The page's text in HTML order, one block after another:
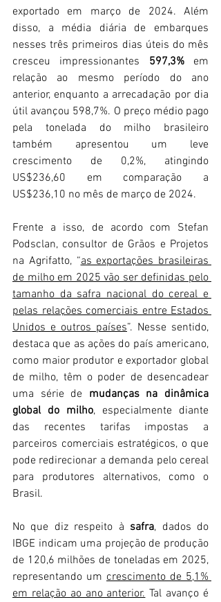
exportado em março de 2024. Além
disso, a média diária de embarques
nesses três primeiros dias úteis do mês
cresceu impressionantes 597,3% em
relação ao mesmo período do ano
anterior, enquanto a arrecadação por dia
útil avançou 598,7%. O preço médio pago
pela tonelada do milho brasileiro
também apresentou um leve
crescimento de 0,2%, atingindo
US$236,60 em comparação a
US$236,10 no mês de março de 2024.
Frente a isso, de acordo com Stefan
Podsclan, consultor de Grãos e Projetos
na Agrifatto, “as exportações brasileiras
de milho em 2025 vão ser definidas pelo
tamanho da safra nacional do cereal e
pelas relações comerciais entre Estados
Unidos e outros países”. Nesse sentido,
destaca que as ações do país americano,
como maior produtor e exportador global
de milho, têm o poder de desencadear
uma série de mudanças na dinâmica
global do milho, especialmente diante
das recentes tarifas impostas a
parceiros comerciais estratégicos, o que
pode redirecionar a demanda pelo cereal
para produtores alternativos, como o
Brasil.
No que diz respeito à safra, dados do
IBGE indicam uma projeção de produção
de 120,6 milhões de toneladas em 2025,
representando um crescimento de 5,1%
em relação ao ano anterior. Tal avanço é